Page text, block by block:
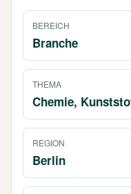
BEREICH
Branche
THEMA
Chemie,
REGION
Berlin